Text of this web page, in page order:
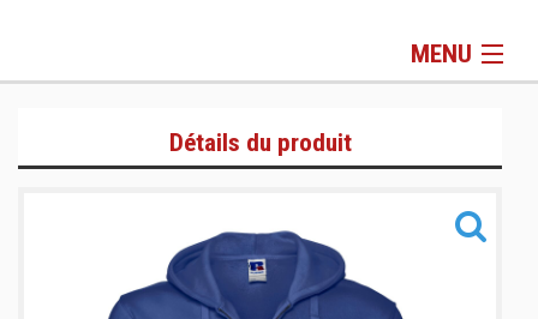
MENU
Zoodies/Vestes
Informations
Détails du produit